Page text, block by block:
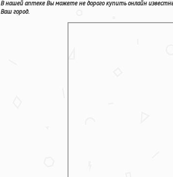
В нашей аптеке Вы можете не дорого купить онлайн
Ваш город.